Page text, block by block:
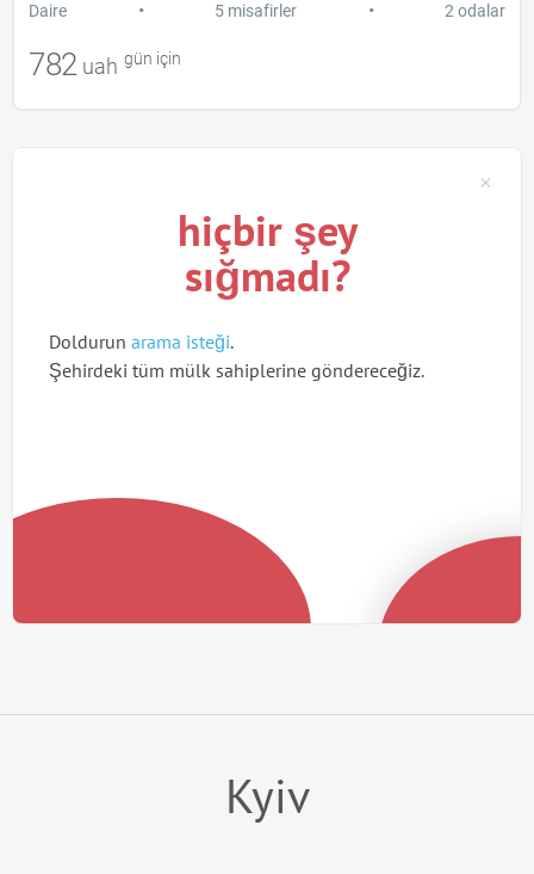
Daire • 5 misafirler • 2 odalar
782 uah gün için
hiçbir şey
sığmadı?
Doldurun arama isteği.
Şehirdeki tüm mülk sahiplerine göndereceğiz.
Kyiv